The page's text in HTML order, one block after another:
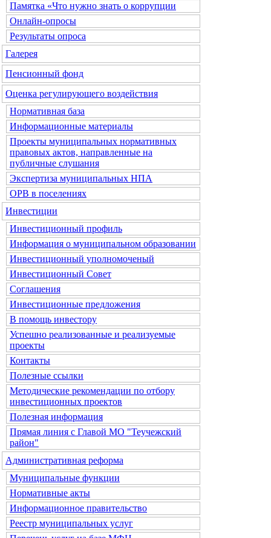
Памятка «Что нужно знать о коррупции
Онлайн-опросы
Результаты опроса
Галерея
Пенсионный фонд
Оценка регулирующего воздействия
Нормативная база
Информационные материалы
Проекты муниципальных нормативных
правовых актов, направленные на
публичные слушания
Экспертиза муниципальных НПА
ОРВ в поселениях
Инвестиции
Инвестиционный профиль
Информация о муниципальном образовании
Инвестиционный уполномоченый
Инвестиционный Совет
Соглашения
Инвестиционные предложения
В помощь инвестору
Успешно реализованные и реализуемые
проекты
Контакты
Полезные ссылки
Методические рекомендации по отбору
инвестиционных проектов
Полезная информация
Прямая линия с Главой МО "Теучежский
район"
Административная реформа
Муниципальные функции
Нормативные акты
Информационное правительство
Реестр муниципальных услуг